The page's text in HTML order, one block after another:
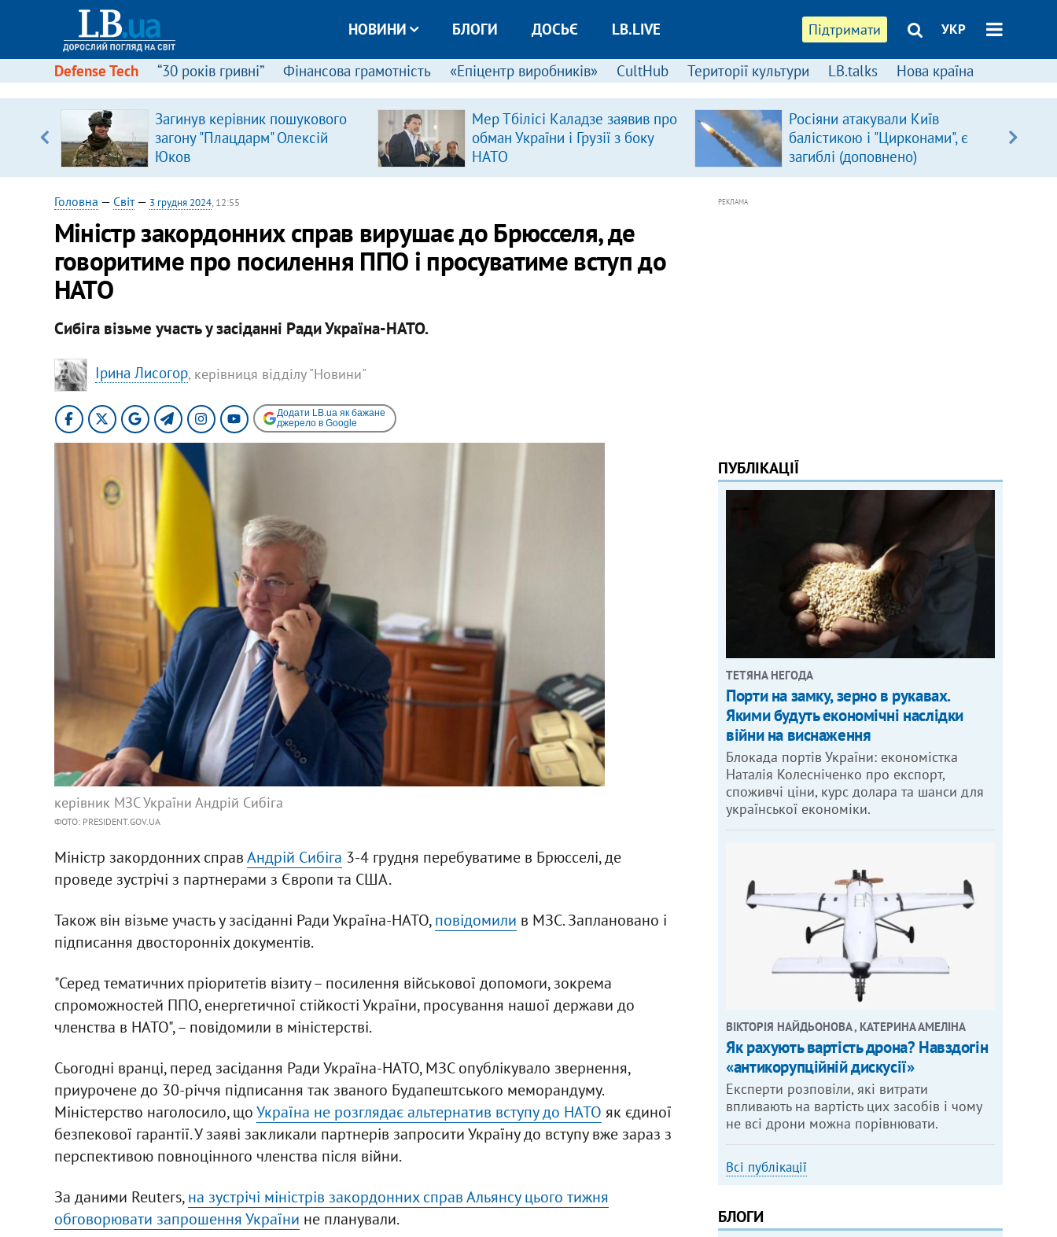
Підтримати УКР
НОВИНИ БЛОГИ ДОСЬЄ LB.LIVE
Defense Tech “30 років гривні” Фінансова грамотність «Епіцентр виробників» CultHub Території культури LB.talks Нова країна
Загинув керівник пошукового
загону "Плацдарм" Олексій
Юков
Мер Тбілісі Каладзе заявив про
обман України і Грузії з боку
НАТО
Росіяни атакували Київ
балістикою і "Цирконами", є
загиблі (доповнено)
Головна — Світ— 3 грудня 2024, 12:55
Міністр закордонних справ вирушає до Брюсселя, де
говоритиме про посилення ППО і просуватиме вступ до
НАТО
Сибіга візьме участь у засіданні Ради Україна-НАТО.
Ірина Лисогор, керівниця відділу "Новини"
Додати LB.ua як бажане
джерело в Google
керівник МЗС України Андрій Сибіга
ФОТО: PRESIDENT.GOV.UA
Міністр закордонних справАндрій Сибіга 3-4 грудня перебуватиме в Брюсселі, де
проведе зустрічі з партнерами з Європи та США.
Також він візьме участь у засіданні Ради Україна-НАТО,повідомили в МЗС. Заплановано і
підписання двосторонніх документів.
"Серед тематичних пріоритетів візиту – посилення військової допомоги, зокрема
спроможностей ППО, енергетичної стійкості України, просування нашої держави до
членства в НАТО", – повідомили в міністерстві.
Сьогодні вранці, перед засідання Ради Україна-НАТО, МЗС опублікувало звернення,
приурочене до 30-річчя підписання так званого Будапештського меморандуму.
Міністерство наголосило, щоУкраїна не розглядає альтернатив вступу до НАТО як єдиної
безпекової гарантії. У заяві закликали партнерів запросити Україну до вступу вже зараз з
перспективою повноцінного членства після війни.
За даними Reuters,на зустрічі міністрів закордонних справ Альянсу цього тижня
обговорювати запрошення України не планували.
РЕКЛАМА
ПУБЛІКАЦІЇ
ТЕТЯНА НЕГОДА
Порти на замку, зерно в рукавах.
Якими будуть економічні наслідки
війни на виснаження
Блокада портів України: економістка
Наталія Колесніченко про експорт,
споживчі ціни, курс долара та шанси для
української економіки.
ВІКТОРІЯ НАЙДЬОНОВА , КАТЕРИНА АМЕЛІНА
Як рахують вартість дрона? Навздогін
«антикорупційній дискусії»
Експерти розповіли, які витрати
впливають на вартість цих засобів і чому
не всі дрони можна порівнювати.
Всі публікації
БЛОГИ